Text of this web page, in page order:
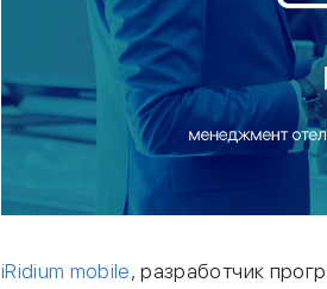
iRidium mobile, разработчик